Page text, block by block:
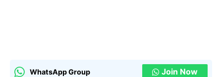
WhatsApp Group Join Now